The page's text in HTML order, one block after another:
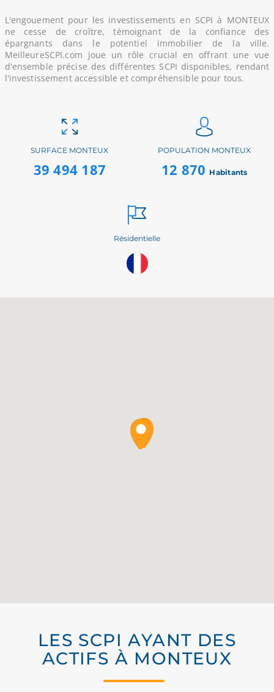
L'engouement pour les investissements en SCPI à MONTEUX
ne cesse de croître, témoignant de la confiance des
épargnants dans le potentiel immobilier de la ville.
MeilleureSCPI.com joue un rôle crucial en offrant une vue
d'ensemble précise des différentes SCPI disponibles, rendant
l'investissement accessible et compréhensible pour tous.
SURFACE MONTEUX
39 494 187
POPULATION MONTEUX
12 870 Habitants
Résidentielle
LES SCPI AYANT DES
ACTIFS À MONTEUX